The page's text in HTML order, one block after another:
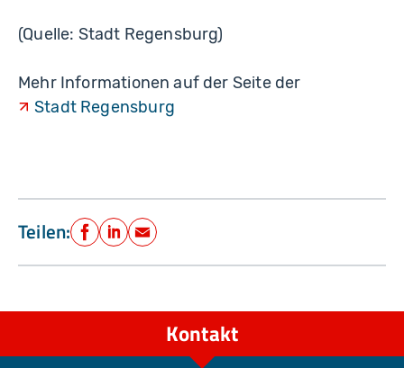
(Quelle: Stadt Regensburg)
Mehr Informationen auf der Seite der
Stadt Regensburg
Teilen: Facebook
LinkedIn
E-Mail
Kontakt